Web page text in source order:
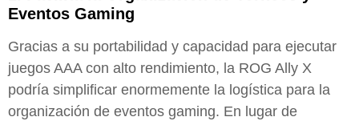
Eventos Gaming
Gracias a su portabilidad y capacidad para ejecutar
juegos AAA con alto rendimiento, la ROG Ally X
podría simplificar enormemente la logística para la
organización de eventos gaming. En lugar de